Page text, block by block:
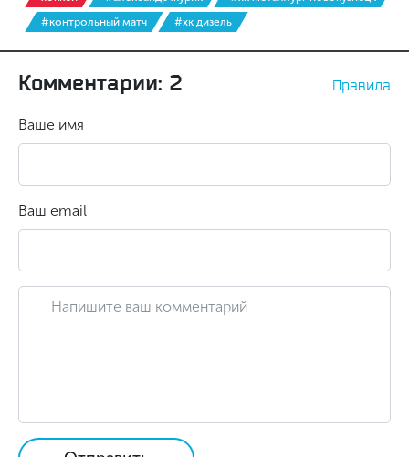
#контрольный матч
#хк дизель
Комментарии: 2 Правила
Ваше имя
Ваш email